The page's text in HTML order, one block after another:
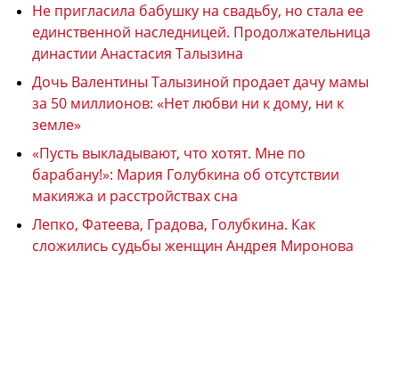
Не пригласила бабушку на свадьбу, но стала ее
единственной наследницей. Продолжательница
династии Анастасия Талызина
Дочь Валентины Талызиной продает дачу мамы
за 50 миллионов: «Нет любви ни к дому, ни к
земле»
«Пусть выкладывают, что хотят. Мне по
барабану!»: Мария Голубкина об отсутствии
макияжа и расстройствах сна
Лепко, Фатеева, Градова, Голубкина. Как
сложились судьбы женщин Андрея Миронова